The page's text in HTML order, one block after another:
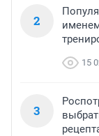
2
15
3